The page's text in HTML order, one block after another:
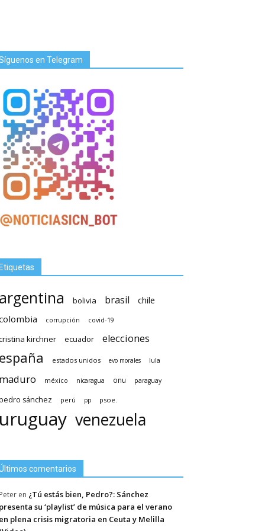
en Telegram
bolivia brasil
chile
corrupción covid-19
kirchner ecuador elecciones
estados unidos evo morales lula
méxico nicaragua onu paraguay
sánchez perú pp psoe.
venezuela
comentarios
en ¿Tú estás bien, Pedro?: Sánchez
su ‘playlist’ de música para el verano
plena crisis migratoria en Ceuta y Melilla